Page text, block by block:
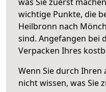
wichtige Punkte, die
Heilbronn nach
sind. Angefangen bei
Verpacken Ihres
Wenn Sie durch
nicht wissen, was Sie